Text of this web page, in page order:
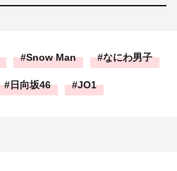
Snow Man なにわ男子
日向坂46 JO1